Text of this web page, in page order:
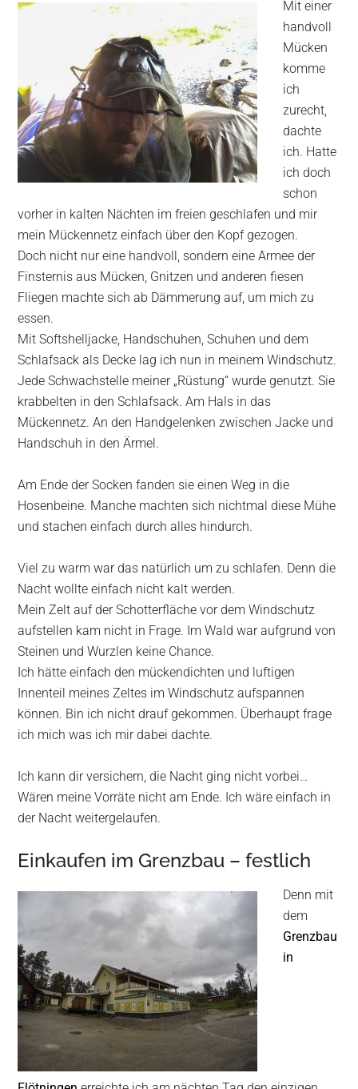
Mit einer
handvoll
Mücken
komme
ich
zurecht,
dachte
ich. Hatte
ich doch
schon
vorher in kalten Nächten im freien geschlafen und mir
mein Mückennetz einfach über den Kopf gezogen.
Doch nicht nur eine handvoll, sondern eine Armee der
Finsternis aus Mücken, Gnitzen und anderen fiesen
Fliegen machte sich ab Dämmerung auf, um mich zu
essen.
Mit Softshelljacke, Handschuhen, Schuhen und dem
Schlafsack als Decke lag ich nun in meinem Windschutz.
Jede Schwachstelle meiner „Rüstung“ wurde genutzt. Sie
krabbelten in den Schlafsack. Am Hals in das
Mückennetz. An den Handgelenken zwischen Jacke und
Handschuh in den Ärmel.
Am Ende der Socken fanden sie einen Weg in die
Hosenbeine. Manche machten sich nichtmal diese Mühe
und stachen einfach durch alles hindurch.
Viel zu warm war das natürlich um zu schlafen. Denn die
Nacht wollte einfach nicht kalt werden.
Mein Zelt auf der Schotterfläche vor dem Windschutz
aufstellen kam nicht in Frage. Im Wald war aufgrund von
Steinen und Wurzlen keine Chance.
Ich hätte einfach den mückendichten und luftigen
Innenteil meines Zeltes im Windschutz aufspannen
können. Bin ich nicht drauf gekommen. Überhaupt frage
ich mich was ich mir dabei dachte.
Ich kann dir versichern, die Nacht ging nicht vorbei…
Wären meine Vorräte nicht am Ende. Ich wäre einfach in
der Nacht weitergelaufen.
Einkaufen im Grenzbau – festlich
Denn mit
dem
Grenzbau
in